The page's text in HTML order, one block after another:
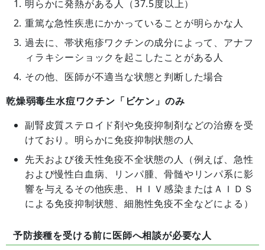
明らかに発熱がある人（37.5度以上）
重篤な急性疾患にかかっていることが明らかな人
過去に、帯状疱疹ワクチンの成分によって、アナフ
ィラキシーショックを起こしたことがある人
その他、医師が不適当な状態と判断した場合
乾燥弱毒生水痘ワクチン「ビケン」のみ
副腎皮質ステロイド剤や免疫抑制剤などの治療を受
けており。明らかに免疫抑制状態の人
先天および後天性免疫不全状態の人（例えば、急性
および慢性白血病、リンパ腫、骨髄やリンパ系に影
響を与えるその他疾患、ＨＩＶ感染またはＡＩＤＳ
による免疫抑制状態、細胞性免疫不全などによる）
予防接種を受ける前に医師へ相談が必要な人